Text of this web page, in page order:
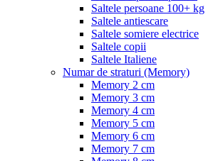
Saltele persoane 100+ kg
Saltele antiescare
Saltele somiere electrice
Saltele copii
Saltele Italiene
Numar de straturi (Memory)
Memory 2 cm
Memory 3 cm
Memory 4 cm
Memory 5 cm
Memory 6 cm
Memory 7 cm